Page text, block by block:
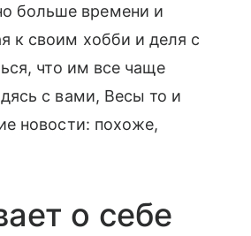
больше времени и
к своим хобби и деля с
что им все чаще
с вами, Весы то и
новости: похоже,
о себе